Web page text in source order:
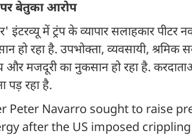
पर बेतुका आरोप
में ट्रंप के व्यापार सलाहकार पीटर
हो रहा है. उपभोक्ता, व्यवसायी, श्रमिक
मजदूरी का नुकसान हो रहा है.
पड़ रहा है.
Peter Navarro sought to raise
after the US imposed